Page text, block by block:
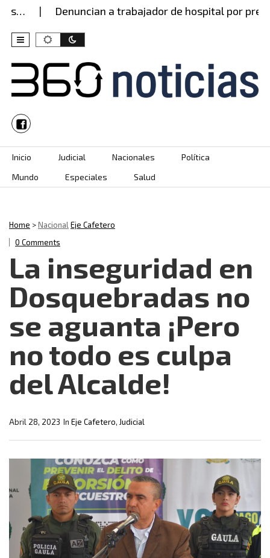
Denuncian a trabajador de hospital por
Skip to content
Inicio Judicial Nacionales
Política
Mundo
Especiales Salud
Home >NacionalEje Cafetero
0 Comments
La inseguridad en
Dosquebradas no
se aguanta ¡Pero
no todo es culpa
del Alcalde!
In Eje Cafetero, Judicial
Abril 28, 2023